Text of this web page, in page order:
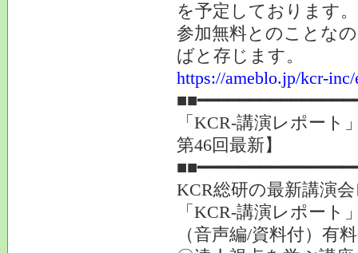
を予定しております。
参加無料とのことな
ばと存じます。
https://ameblo.jp/kcr-
「KCR-講演レポート
第46回最新】
KCR総研の最新講演
「KCR-講演レポート
（音声編/資料付）有